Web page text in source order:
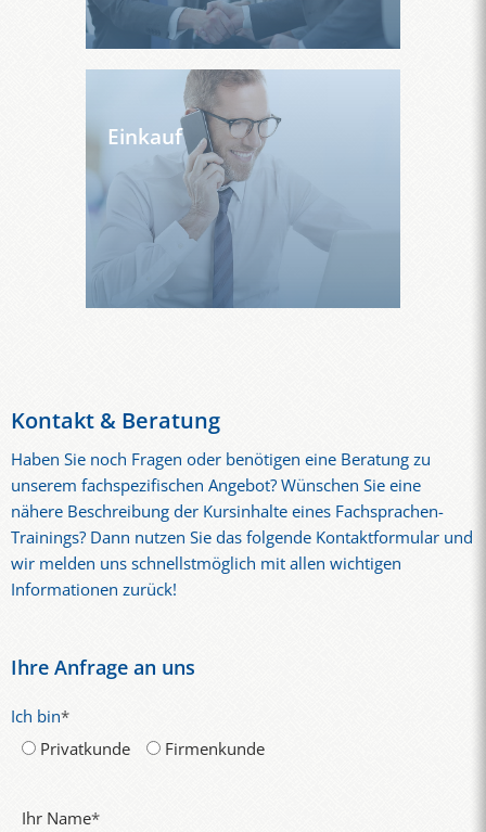
Einkauf
Kontakt & Beratung
Haben Sie noch Fragen oder benötigen eine Beratung zu
unserem fachspezifischen Angebot? Wünschen Sie eine
nähere Beschreibung der Kursinhalte eines Fachsprachen-
Trainings? Dann nutzen Sie das folgende Kontaktformular und
wir melden uns schnellstmöglich mit allen wichtigen
Informationen zurück!
Ihre Anfrage an uns
Ich bin*
Privatkunde
Firmenkunde
Ihr Name*